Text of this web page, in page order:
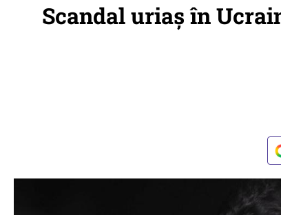
Scandal uriaș în